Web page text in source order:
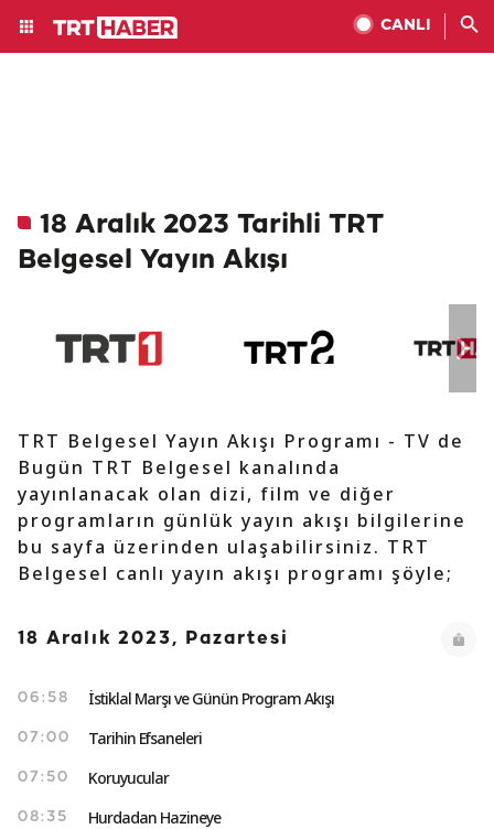
CANLI
18 Aralık 2023 Tarihli TRT
Belgesel Yayın Akışı
TRT Belgesel Yayın Akışı Programı - TV de
Bugün TRT Belgesel kanalında
yayınlanacak olan dizi, film ve diğer
programların günlük yayın akışı bilgilerine
bu sayfa üzerinden ulaşabilirsiniz. TRT
Belgesel canlı yayın akışı programı şöyle;
18 Aralık 2023, Pazartesi
06:58 İstiklal Marşı ve Günün Program Akışı
07:00 Tarihin Efsaneleri
07:50 Koruyucular
08:35 Hurdadan Hazineye